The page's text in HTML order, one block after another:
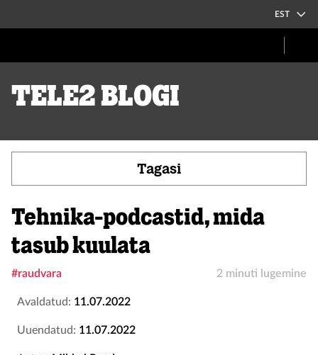
EST
Tele2 blogi
Tagasi
Tehnika-podcastid, mida
tasub kuulata
#raudvara 2 minuti lugemine
Avaldatud: 11.07.2022
Uuendatud: 11.07.2022